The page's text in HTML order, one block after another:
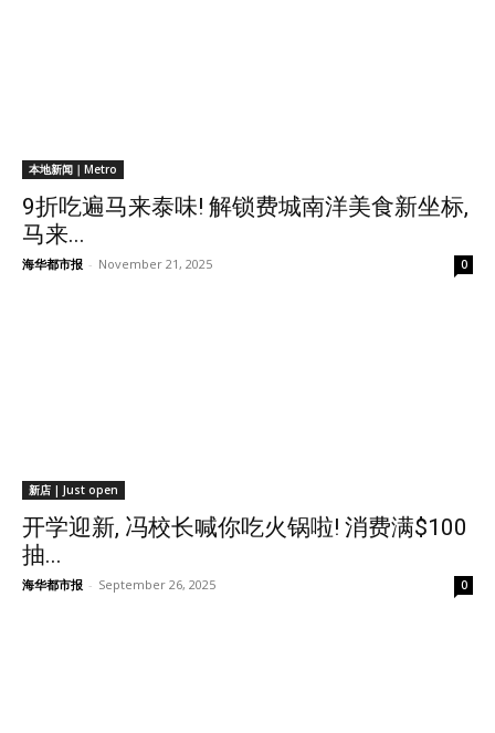
本地新闻｜Metro
9折吃遍马来泰味! 解锁费城南洋美食新坐标,
马来...
海华都市报 - November 21, 2025 0
新店 | Just open
开学迎新, 冯校长喊你吃火锅啦! 消费满$100
抽...
海华都市报 - September 26, 2025 0